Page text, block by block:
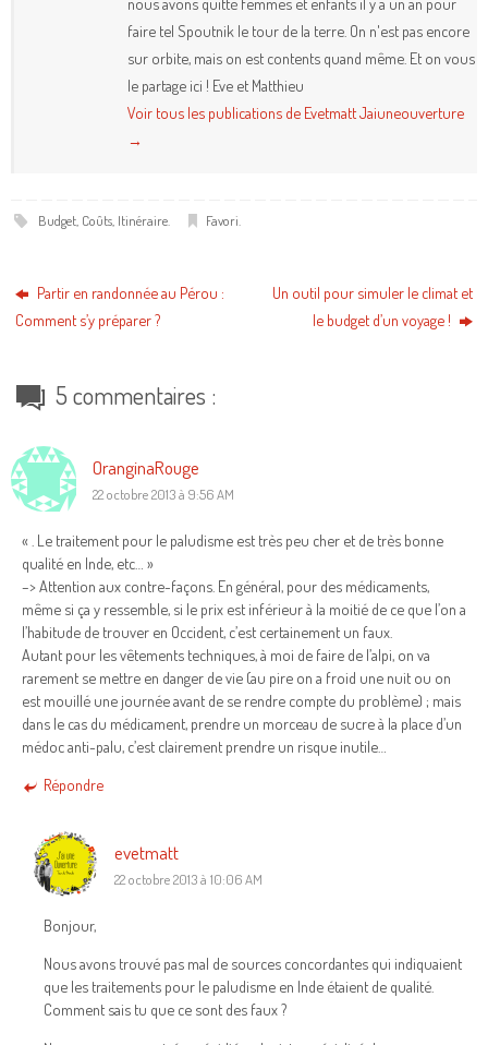
faire tel Spoutnik le tour de la terre. On n'est pas encore
sur orbite, mais on est contents quand même. Et on vous
le partage ici ! Eve et Matthieu
Voir tous les publications de Evetmatt Jaiuneouverture
→
Budget, Coûts, Itinéraire. Favori
Partir en randonnée au Pérou :
Comment s’y préparer ?
Un outil pour simuler le climat et
le budget d’un voyage !
5 commentaires :
OranginaRouge
22 octobre 2013 à 9:56 AM
« . Le traitement pour le paludisme est très peu cher et de très bonne
qualité en Inde, etc… »
–> Attention aux contre-façons. En général, pour des médicaments,
même si ça y ressemble, si le prix est inférieur à la moitié de ce que l’on a
l’habitude de trouver en Occident, c’est certainement un faux.
Autant pour les vêtements techniques, à moi de faire de l’alpi, on va
rarement se mettre en danger de vie (au pire on a froid une nuit ou on
est mouillé une journée avant de se rendre compte du problème) ; mais
dans le cas du médicament, prendre un morceau de sucre à la place d’un
médoc anti-palu, c’est clairement prendre un risque inutile…
Répondre
evetmatt
22 octobre 2013 à 10:06 AM
Bonjour,
Nous avons trouvé pas mal de sources concordantes qui indiquaient
que les traitements pour le paludisme en Inde étaient de qualité.
Comment sais tu que ce sont des faux ?